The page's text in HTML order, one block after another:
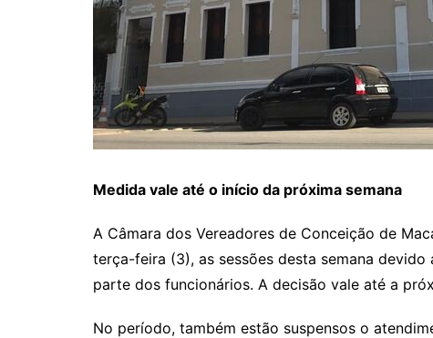
Medida vale até o início da próxima semana
A Câmara dos Vereadores de Conceição de
terça-feira (3), as sessões desta semana
parte dos funcionários. A decisão vale até a
No período, também estão suspensos o